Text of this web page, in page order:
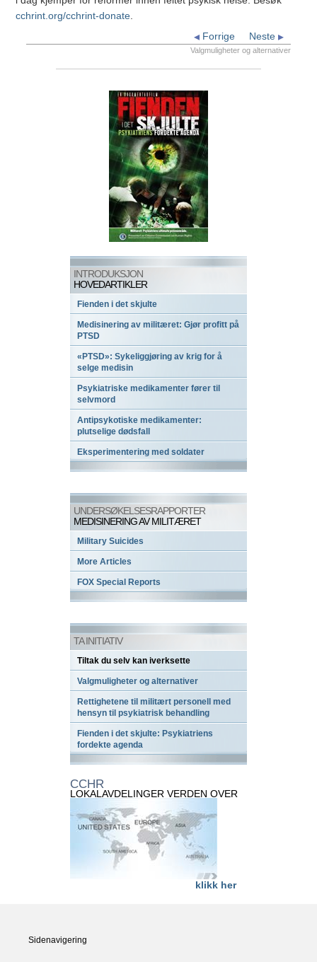
cchrint.org/cchrint-donate.
Neste
Forrige
Valgmuligheter og alternativer
INTRODUKSJON
HOVEDARTIKLER
Fienden i det skjulte
Medisinering av militæret: Gjør profitt på
PTSD
«PTSD»: Sykeliggjøring av krig for å
selge medisin
Psykiatriske medikamenter fører til
selvmord
Antipsykotiske medikamenter:
plutselige dødsfall
Eksperimentering med soldater
UNDERSØKELSESRAPPORTER
MEDISINERING AV MILITÆRET
Military Suicides
More Articles
FOX Special Reports
TA INITIATIV
Tiltak du selv kan iverksette
Valgmuligheter og alternativer
Rettighetene til militært personell med
hensyn til psykiatrisk behandling
Fienden i det skjulte: Psykiatriens
fordekte agenda
CCHR
LOKALAVDELINGER VERDEN OVER
klikk her
Sidenavigering